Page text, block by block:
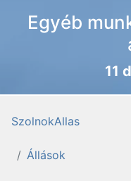
Egyéb
11
SzolnokAllas
Állások